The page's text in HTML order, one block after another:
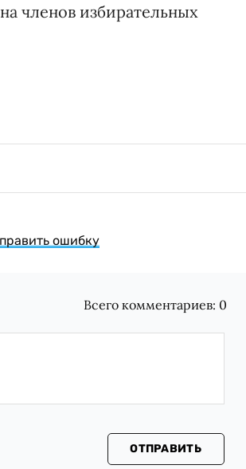
членов избирательных
ошибку
Всего комментариев: 0
ОТПРАВИТЬ